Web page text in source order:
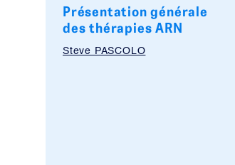
Présentation générale
des thérapies ARN
Steve PASCOLO